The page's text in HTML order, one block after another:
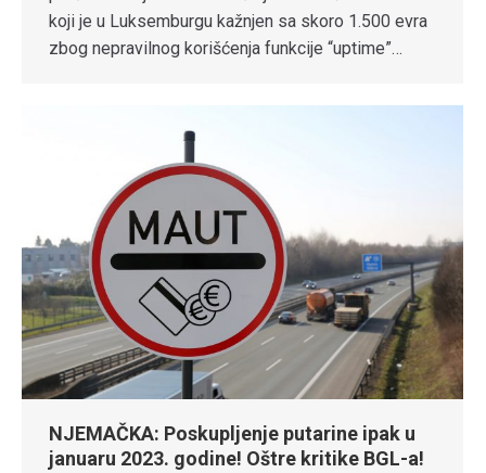
koji je u Luksemburgu kažnjen sa skoro 1.500 evra
zbog nepravilnog korišćenja funkcije “uptime”…
NJEMAČKA: Poskupljenje putarine ipak u
januaru 2023. godine! Oštre kritike BGL-a!